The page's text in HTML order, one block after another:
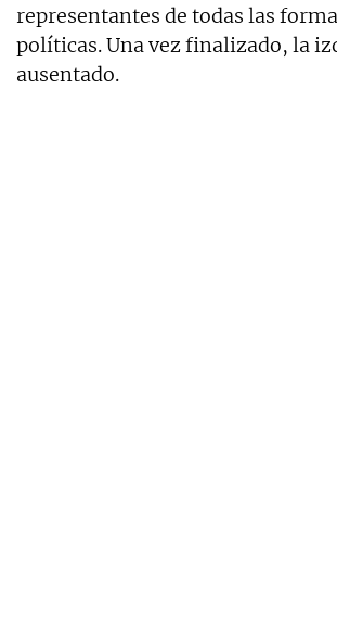
representantes de todas las
políticas. Una vez finalizado, la
ausentado.